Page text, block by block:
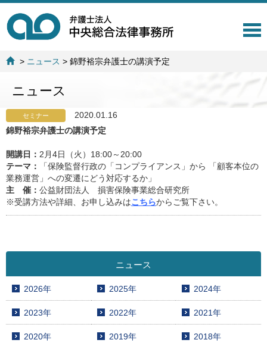
T
t
> ニュース >錦野裕宗弁護士の講演予定
ニュース
セミナー
2020.01.16
錦野裕宗弁護士の講演予定
開講日： 2月4日（火）18:00～20:00
テーマ：
「保険監督行政の「コンプライアンス」から 「顧客本位の
業務運営」への変遷にどう対応するか」
主 催： 公益財団法人 損害保険事業総合研究所
※受講方法や詳細、お申し込みはこちらからご覧下さい。
ニュース
2026年 2025年 2024年
2023年 2022年 2021年
2020年 2019年 2018年